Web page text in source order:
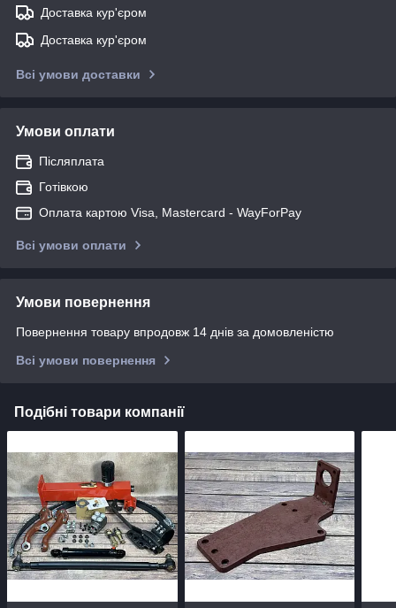
Доставка кур'єром
Доставка кур'єром
Всі умови доставки
Умови оплати
Післяплата
Готівкою
Оплата картою Visa, Mastercard - WayForPay
Всі умови оплати
Умови повернення
Повернення товару впродовж 14 днів за домовленістю
Всі умови повернення
Подібні товари компанії